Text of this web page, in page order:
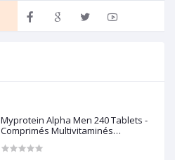
Myprotein Alpha Men 240 Tablets -
Comprimés Multivitaminés